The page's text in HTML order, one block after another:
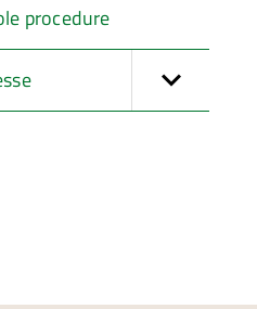
procedure